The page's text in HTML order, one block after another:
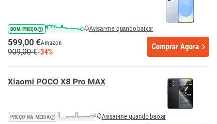
BOM PREÇO Avisar-me quando baixar
599,00 €Amazon
909,00 €-34%
Comprar Agora
Xiaomi POCO X8 Pro MAX
PREÇO NA MÉDIA Avisar-me quando baixar